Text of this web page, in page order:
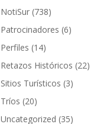
NotiSur (738)
Patrocinadores (6)
Perfiles (14)
Retazos Históricos (22)
Sitios Turísticos (3)
Tríos (20)
Uncategorized (35)